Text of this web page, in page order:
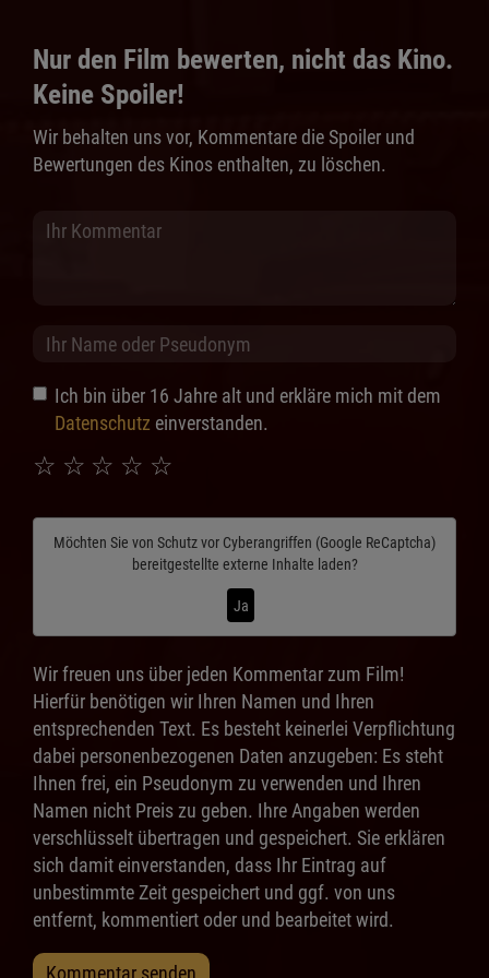
Nur den Film bewerten, nicht das Kino.
Keine Spoiler!
Wir behalten uns vor, Kommentare die Spoiler und
Bewertungen des Kinos enthalten, zu löschen.
Ich bin über 16 Jahre alt und erkläre mich mit dem
Datenschutz einverstanden.
☆
☆
☆
☆
☆
Möchten Sie von Schutz vor Cyberangriffen (Google ReCaptcha)
bereitgestellte externe Inhalte laden?
Ja
Wir freuen uns über jeden Kommentar zum Film!
Hierfür benötigen wir Ihren Namen und Ihren
entsprechenden Text. Es besteht keinerlei Verpflichtung
dabei personenbezogenen Daten anzugeben: Es steht
Ihnen frei, ein Pseudonym zu verwenden und Ihren
Namen nicht Preis zu geben. Ihre Angaben werden
verschlüsselt übertragen und gespeichert. Sie erklären
sich damit einverstanden, dass Ihr Eintrag auf
unbestimmte Zeit gespeichert und ggf. von uns
entfernt, kommentiert oder und bearbeitet wird.
Kommentar senden